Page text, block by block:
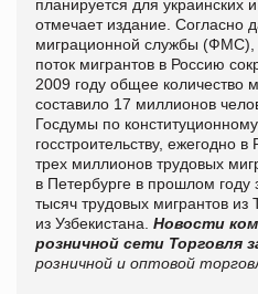
планируется для украинских
отмечает издание. Согласно
миграционной службы (ФМС),
поток мигрантов в Россию
2009 году общее количество
составило 17 миллионов
Госдумы по
госстроительству, ежегодно
трех миллионов трудовых
в Петербурге в прошлом году
тысяч трудовых мигрантов
из Узбекистана. Новости
розничной сети Торговля
розничной и оптовой